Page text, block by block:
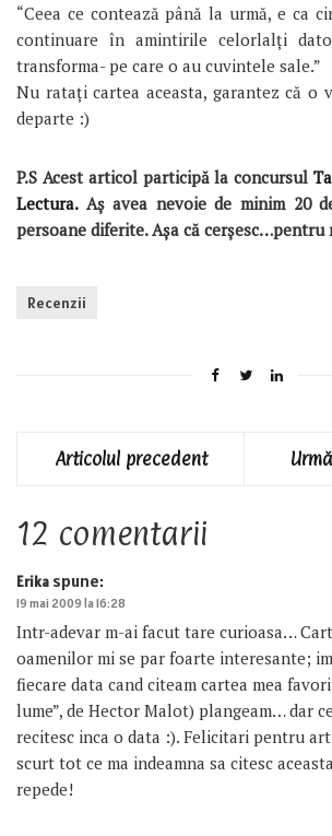
“Ceea ce contează până la urmă, e ca
continuare în amintirile celorlalți
transforma- pe care o au cuvintele sale.”
Nu ratați cartea aceasta, garantez că o
departe :)
P.S Acest articol participă la concursul
Lectura.Aş avea nevoie de minim 20
persoane diferite. Aşa că cerşesc…pentru
Recenzii
Articolul precedent
12 comentarii
Erika spune:
19 mai 2009 la 16:28
Intr-adevar m-ai facut tare curioasa…
oamenilor mi se par foarte interesante;
fiecare data cand citeam cartea mea
lume”, de Hector Malot) plangeam… dar
recitesc inca o data :). Felicitari pentru
scurt tot ce ma indeamna sa citesc
repede!